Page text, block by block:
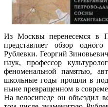
Из Москвы перенесемся в
представляет обзор
Рублевки. Георгий
наук, профессор
феноменальной памятью,
школьные годы прошли в
ныне превращенном в
На велосипеде он объездил